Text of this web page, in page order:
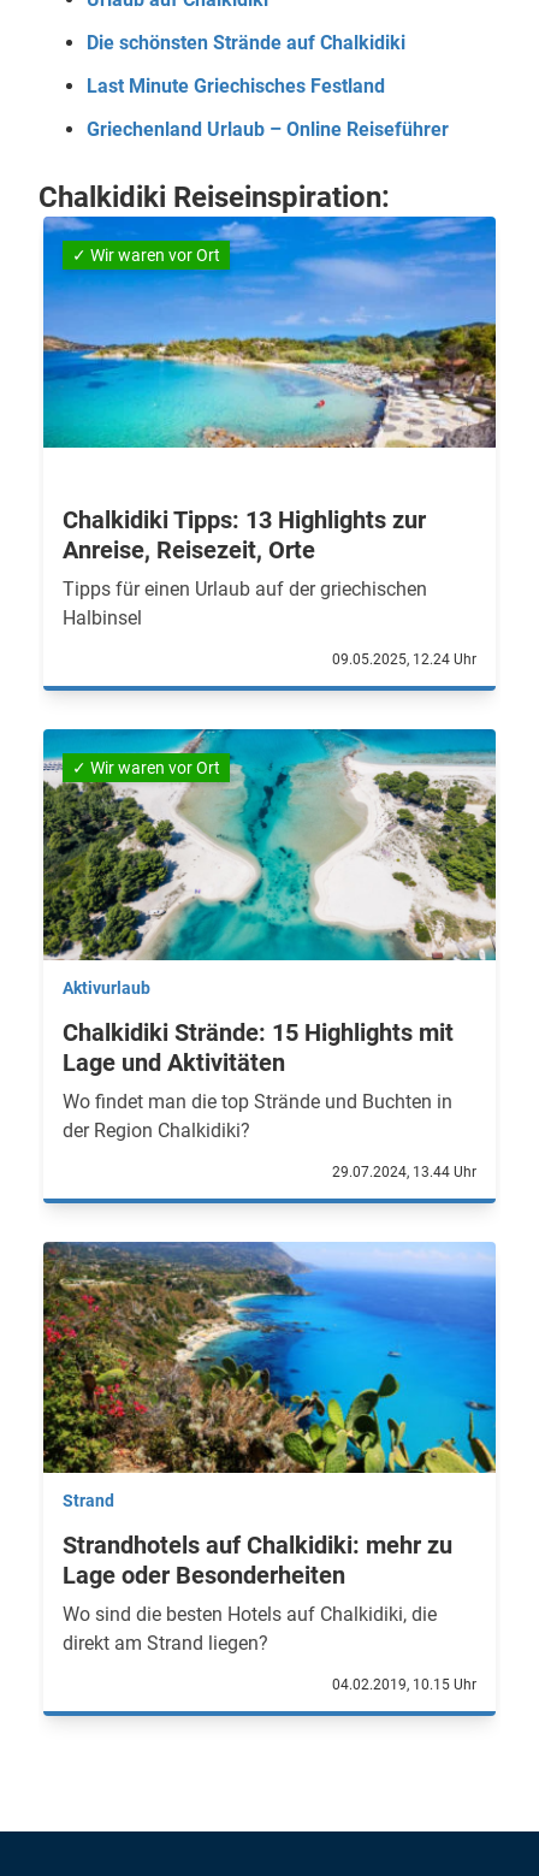
Die schönsten Strände auf Chalkidiki
Last Minute Griechisches Festland
Griechenland Urlaub – Online Reiseführer
Chalkidiki Reiseinspiration:
✓ Wir waren vor Ort
Chalkidiki Tipps: 13 Highlights zur
Anreise, Reisezeit, Orte
Tipps für einen Urlaub auf der griechischen
Halbinsel
09.05.2025, 12.24 Uhr
✓ Wir waren vor Ort
Aktivurlaub
Chalkidiki Strände: 15 Highlights mit
Lage und Aktivitäten
Wo findet man die top Strände und Buchten in
der Region Chalkidiki?
29.07.2024, 13.44 Uhr
Strand
Strandhotels auf Chalkidiki: mehr zu
Lage oder Besonderheiten
Wo sind die besten Hotels auf Chalkidiki, die
direkt am Strand liegen?
04.02.2019, 10.15 Uhr